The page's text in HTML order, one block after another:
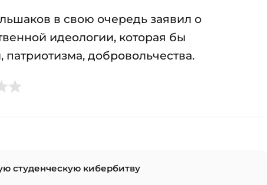
в свою очередь заявил о
идеологии, которая бы
добровольчества.
студенческую кибербитву